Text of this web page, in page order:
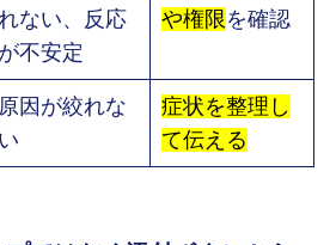
ない、反応
が不安定
や権限 を確認
原因が絞れな
い
症状を整理し
て伝える